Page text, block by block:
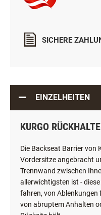
SICHERE
EINZELHEITEN
KURGO
Die Backseat Barrier von
Vordersitze angebracht
Trennwand zwischen
allerwichtigsten ist -
fahren, von Ablenkungen
von abruptem Anhalten